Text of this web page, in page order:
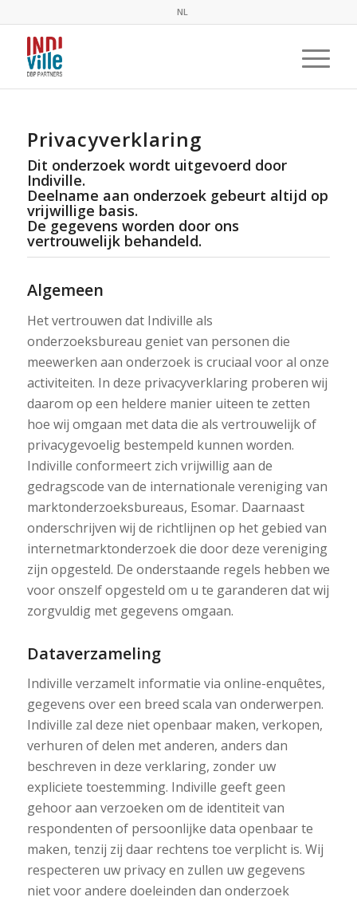
NL
Privacyverklaring
Dit onderzoek wordt uitgevoerd door
Indiville.
Deelname aan onderzoek gebeurt altijd op
vrijwillige basis.
De gegevens worden door ons
vertrouwelijk behandeld.
Algemeen
Het vertrouwen dat Indiville als
onderzoeksbureau geniet van personen die
meewerken aan onderzoek is cruciaal voor al onze
activiteiten. In deze privacyverklaring proberen wij
daarom op een heldere manier uiteen te zetten
hoe wij omgaan met data die als vertrouwelijk of
privacygevoelig bestempeld kunnen worden.
Indiville conformeert zich vrijwillig aan de
gedragscode van de internationale vereniging van
marktonderzoeksbureaus, Esomar. Daarnaast
onderschrijven wij de richtlijnen op het gebied van
internetmarktonderzoek die door deze vereniging
zijn opgesteld. De onderstaande regels hebben we
voor onszelf opgesteld om u te garanderen dat wij
zorgvuldig met gegevens omgaan.
Dataverzameling
Indiville verzamelt informatie via online-enquêtes,
gegevens over een breed scala van onderwerpen.
Indiville zal deze niet openbaar maken, verkopen,
verhuren of delen met anderen, anders dan
beschreven in deze verklaring, zonder uw
expliciete toestemming. Indiville geeft geen
gehoor aan verzoeken om de identiteit van
respondenten of persoonlijke data openbaar te
maken, tenzij zij daar rechtens toe verplicht is. Wij
respecteren uw privacy en zullen uw gegevens
niet voor andere doeleinden dan onderzoek